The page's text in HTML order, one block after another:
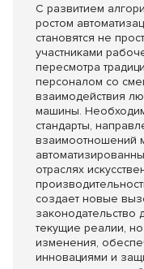
С развитием
ростом
становятся не
участниками
пересмотра
персоналом со
взаимодействия
машины.
стандарты,
взаимоотношений
отраслях
создает новые
законодательство
текущие реалии,
изменения,
инновациями и